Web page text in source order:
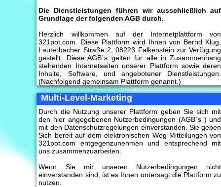
Die Dienstleistungen führen wir ausschließlich auf
Grundlage der folgenden AGB durch.
Herzlich willkommen auf der Internetplattform von
321pot.com. Diese Plattform wird Ihnen von Bernd Klug,
Lauterbacher Straße 2, 08223 Falkenstein zur Verfügung
gestellt. Diese AGB`s gelten für alle in Zusammenhang
stehenden Internetseiten unserer Plattform sowie deren
Inhalte, Software, und angebotener Dienstleistungen.
(Nachfolgend gemeinsam Plattform genannt.)
Multi-Level-Marketing
Durch die Nutzung unserer Plattform geben Sie sich mit
den hier angegebenen Nutzerbedingungen (AGB`s ) und
mit den Datenschutzregelungen einverstanden. Sie geben
Sich bereit auf dem elektronischen Weg Mitteilungen von
321pot.com entgegenzunehmen und entsprechend mit
uns zusammenzuarbeiten.
Wenn Sie mit unseren Nutzerbedingungen nicht
einverstanden sind, ist es Ihnen untersagt die Plattform zu
nutzen.